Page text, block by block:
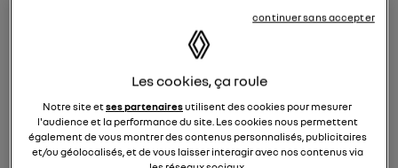
Scenic E-Tech électrique
électriques RENAULT
863membres
Les cookies, ça roule
Notre site etses partenairesutilisent des cookies pour mesurer
l'audience et la performance du site. Les cookies nous permettent
également de vous montrer des contenus personnalisés, publicitaires
et/ou géolocalisés, et de vous laisser interagir avec nos contenus via
continuer sans accepter